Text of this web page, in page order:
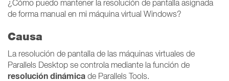
¿Cómo puedo mantener la resolución de pantalla asignada
de forma manual en mi máquina virtual Windows?
Causa
La resolución de pantalla de las máquinas virtuales de
Parallels Desktop se controla mediante la función de
resolución dinámica de Parallels Tools.